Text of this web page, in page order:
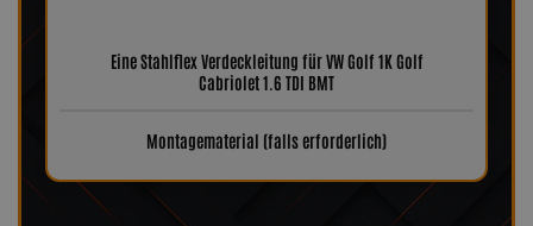
Eine Stahlflex Verdeckleitung für VW Golf 1K Golf
Cabriolet 1.6 TDI BMT
Montagematerial (falls erforderlich)